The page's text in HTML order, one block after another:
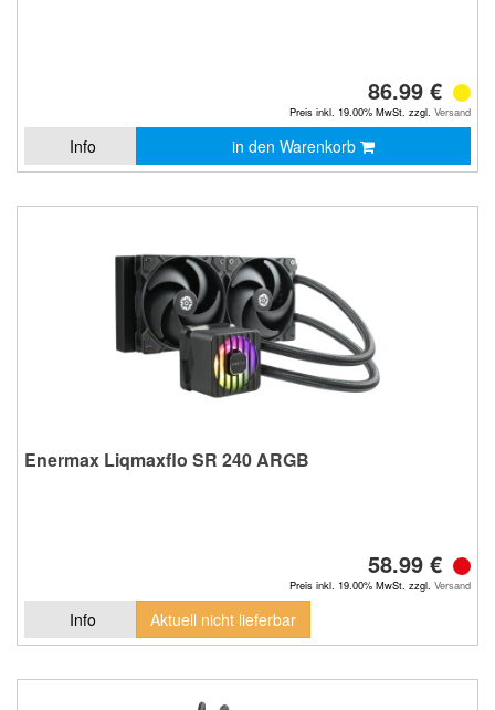
86.99 €
Preis inkl. 19.00% MwSt. zzgl. Versand
Info in den Warenkorb
Enermax Liqmaxflo SR 240 ARGB
58.99 €
Preis inkl. 19.00% MwSt. zzgl. Versand
Info Aktuell nicht lieferbar